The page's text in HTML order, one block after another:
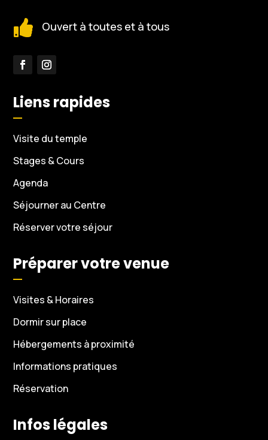
 Ouvert à toutes et à tous
Liens rapides
Visite du temple
Stages & Cours
Agenda
Séjourner au Centre
Réserver votre séjour
Préparer votre venue
Visites & Horaires
Dormir sur place
Hébergements à proximité
Informations pratiques
Réservation
Infos légales